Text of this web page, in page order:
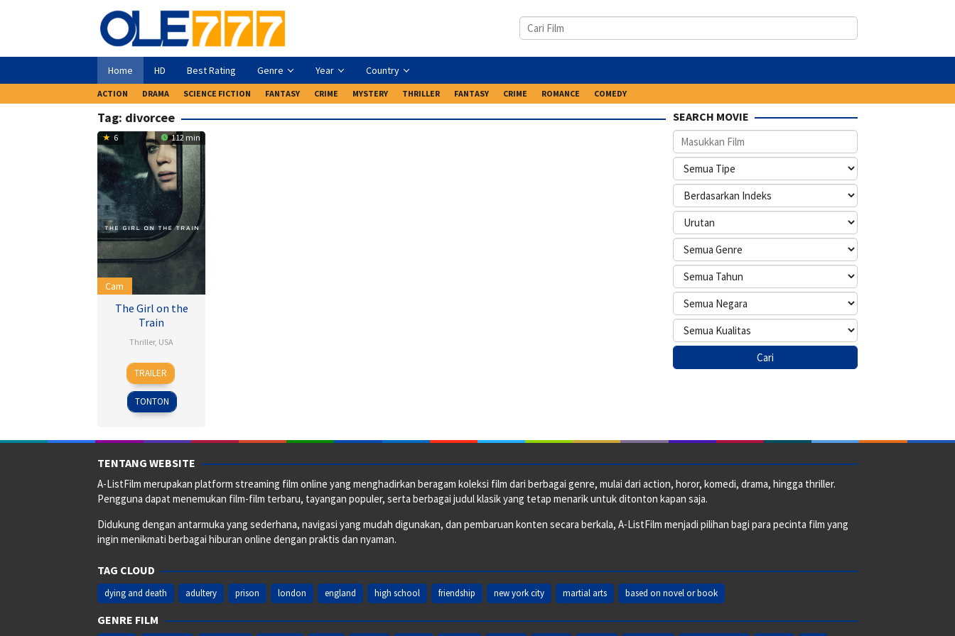
Home HD Best Rating Genre Year Country
ACTION DRAMA SCIENCE FICTION FANTASY CRIME MYSTERY THRILLER FANTASY CRIME ROMANCE COMEDY
Tag: divorcee
6 112 min
Cam
The Girl on the
Train
Thriller, USA
5
Oct
2016
Tate
Taylor
TRAILER
TONTON
SEARCH MOVIE
TENTANG WEBSITE
A-ListFilm merupakan platform streaming film online yang menghadirkan beragam koleksi film dari berbagai genre, mulai dari action, horor, komedi, drama, hingga thriller.
Pengguna dapat menemukan film-film terbaru, tayangan populer, serta berbagai judul klasik yang tetap menarik untuk ditonton kapan saja.
Didukung dengan antarmuka yang sederhana, navigasi yang mudah digunakan, dan pembaruan konten secara berkala, A-ListFilm menjadi pilihan bagi para pecinta film yang
ingin menikmati berbagai hiburan online dengan praktis dan nyaman.
TAG CLOUD
dying and death adultery prison london england high school friendship new york city martial arts based on novel or book
GENRE FILM